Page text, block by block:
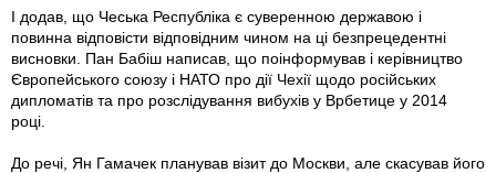
І додав, що Чеська Республіка є суверенною державою і
повинна відповісти відповідним чином на ці безпрецедентні
висновки. Пан Бабіш написав, що поінформував і керівництво
Європейського союзу і НАТО про дії Чехії щодо російських
дипломатів та про розслідування вибухів у Врбетице у 2014
році.
До речі, Ян Гамачек планував візит до Москви, але скасував його